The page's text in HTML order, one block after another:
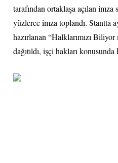
tarafından ortaklaşa açılan imza
yüzlerce imza toplandı. Stantta
hazırlanan “Halklarımızı
dağıtıldı, işçi hakları